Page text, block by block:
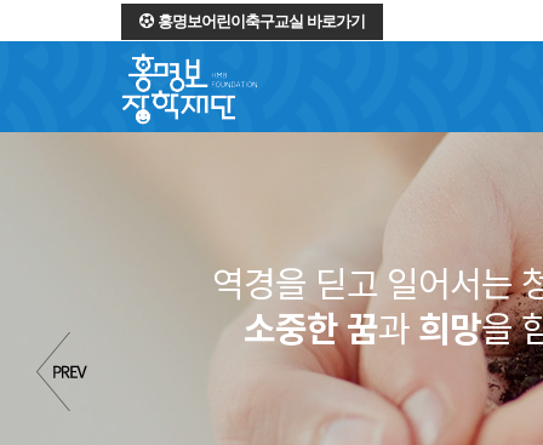
홍명보어린이축구교실 바로가기
역경을 딛고 일어서는
소중한 꿈과희망을